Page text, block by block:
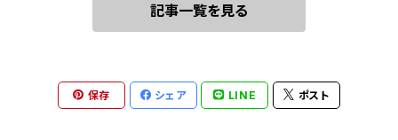
記事一覧を見る
保存 シェア LINE ポスト